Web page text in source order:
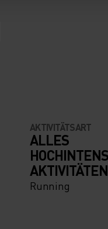
AKTIVITÄTSART
ALLES
AKTIVITÄTEN
Running